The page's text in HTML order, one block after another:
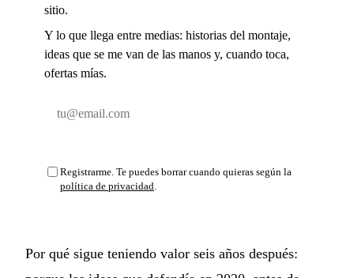
sitio.
Y lo que llega entre medias: historias del montaje,
ideas que se me van de las manos y, cuando toca,
ofertas mías.
Email
Registrarme. Te puedes borrar cuando quieras según la
política de privacidad
Por qué sigue teniendo valor seis años después: